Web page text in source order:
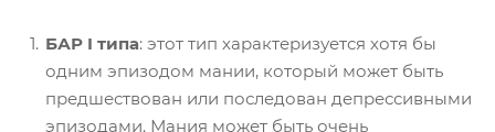
БАР I типа: этот тип характеризуется хотя бы
одним эпизодом мании, который может быть
предшествован или последован депрессивными
эпизодами. Мания может быть очень